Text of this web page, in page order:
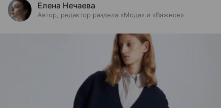
Елена Нечаева
Автор, редактор раздела «Мода» и «Важное»